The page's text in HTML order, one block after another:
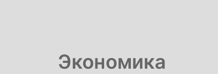
Экономика